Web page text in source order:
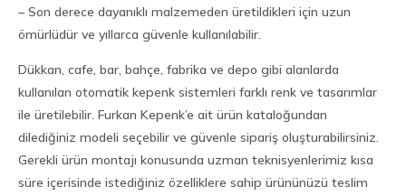
– Son derece dayanıklı malzemeden üretildikleri için uzun
ömürlüdür ve yıllarca güvenle kullanılabilir.
Dükkan, cafe, bar, bahçe, fabrika ve depo gibi alanlarda
kullanılan otomatik kepenk sistemleri farklı renk ve tasarımlar
ile üretilebilir. Furkan Kepenk’e ait ürün kataloğundan
dilediğiniz modeli seçebilir ve güvenle sipariş oluşturabilirsiniz.
Gerekli ürün montajı konusunda uzman teknisyenlerimiz kısa
süre içerisinde istediğiniz özelliklere sahip ürününüzü teslim